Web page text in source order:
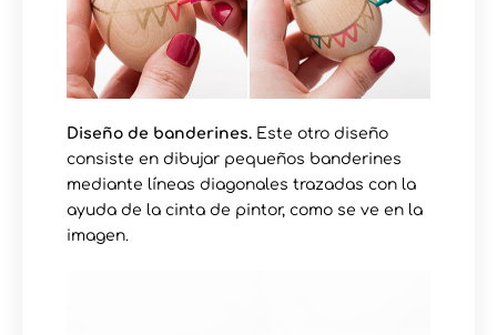
Diseño de banderines. Este otro diseño
consiste en dibujar pequeños banderines
mediante líneas diagonales trazadas con la
ayuda de la cinta de pintor, como se ve en la
imagen.